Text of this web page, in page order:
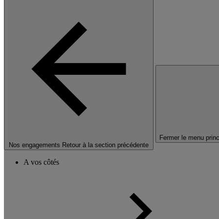
Nos engagements Retour à la section précédente
Fermer le menu
A vos côtés